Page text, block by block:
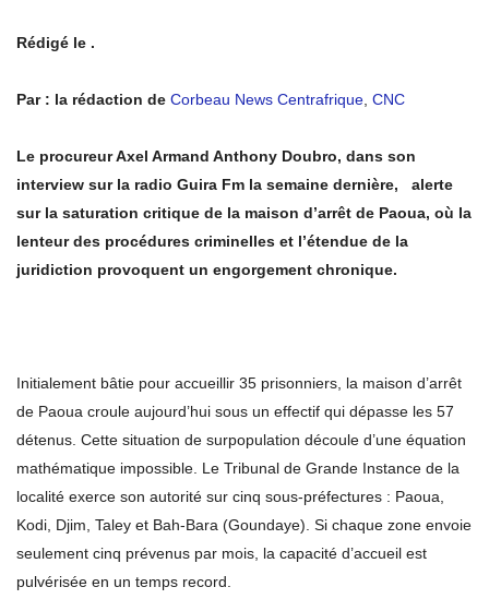
Rédigé le .
Par : la rédaction de Corbeau News Centrafrique, CNC
Le procureur Axel Armand Anthony Doubro, dans son
interview sur la radio Guira Fm la semaine dernière, alerte
sur la saturation critique de la maison d’arrêt de Paoua, où la
lenteur des procédures criminelles et l’étendue de la
juridiction provoquent un engorgement chronique.
Initialement bâtie pour accueillir 35 prisonniers, la maison d’arrêt
de Paoua croule aujourd’hui sous un effectif qui dépasse les 57
détenus. Cette situation de surpopulation découle d’une équation
mathématique impossible. Le Tribunal de Grande Instance de la
localité exerce son autorité sur cinq sous-préfectures : Paoua,
Kodi, Djim, Taley et Bah-Bara (Goundaye). Si chaque zone envoie
seulement cinq prévenus par mois, la capacité d’accueil est
pulvérisée en un temps record.